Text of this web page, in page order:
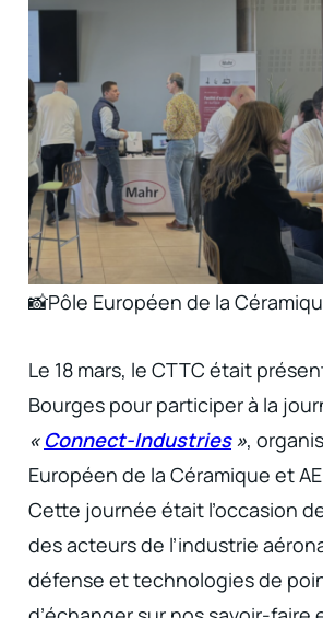
📸Pôle Européen de la
Le 18 mars, le CTTC était
Bourges pour participer à la
«Connect-Industries»,
Européen de la Céramique et
Cette journée était l’occasion
des acteurs de l’industrie
défense et technologies de